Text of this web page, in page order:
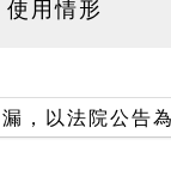
使用情形
內，一樓為廚
拍定後點交。
，以法院公告為